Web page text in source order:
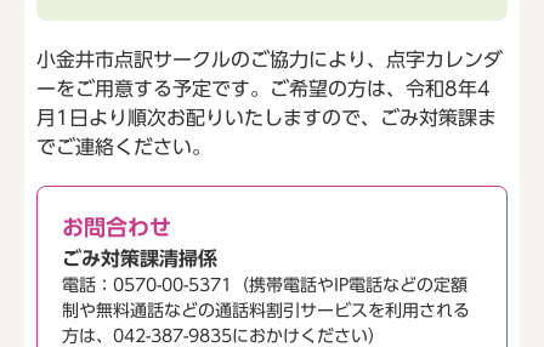
小金井市点訳サークルのご協力により、点字カレンダ
ーをご用意する予定です。ご希望の方は、令和8年4
月1日より順次お配りいたしますので、ごみ対策課ま
でご連絡ください。
お問合わせ
ごみ対策課清掃係
電話：0570-00-5371（携帯電話やIP電話などの定額
制や無料通話などの通話料割引サービスを利用される
方は、042-387-9835におかけください）